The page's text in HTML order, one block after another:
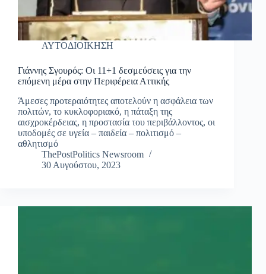
ΑΥΤΟΔΙΟΙΚΗΣΗ
Γιάννης Σγουρός: Οι 11+1 δεσμεύσεις για την
επόμενη μέρα στην Περιφέρεια Αττικής
Άμεσες προτεραιότητες αποτελούν η ασφάλεια των
πολιτών, το κυκλοφοριακό, η πάταξη της
αισχροκέρδειας, η προστασία του περιβάλλοντος, οι
υποδομές σε υγεία – παιδεία – πολιτισμό –
αθλητισμό
ThePostPolitics Newsroom
30 Αυγούστου, 2023